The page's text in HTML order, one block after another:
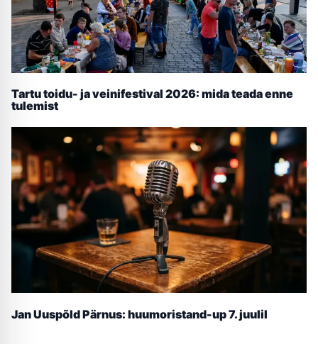
Tartu toidu- ja veinifestival 2026: mida teada enne
tulemist
Jan Uuspõld Pärnus: huumoristand-up 7. juulil